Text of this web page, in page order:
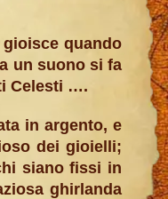
quando
un suono si fa
Celesti ….
in argento, e
dei gioielli;
siano fissi in
ghirlanda